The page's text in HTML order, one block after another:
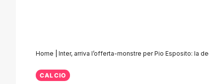
Home Inter, arriva l’offerta-monstre per Pio Esposito: la
CALCIO